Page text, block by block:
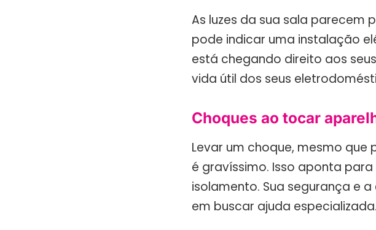
As luzes da sua sala parecem
pode indicar uma instalação
está chegando direito aos
vida útil dos seus
Choques ao tocar
Levar um choque, mesmo
é gravíssimo. Isso aponta
isolamento. Sua segurança e
em buscar ajuda especializada.